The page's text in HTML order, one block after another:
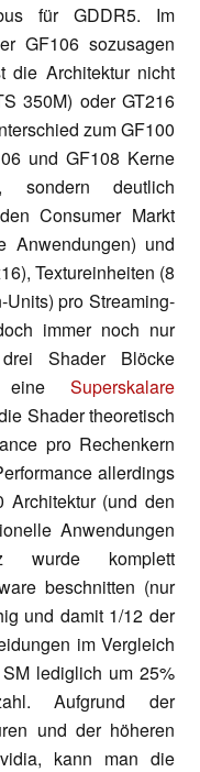
für GDDR5. Im
GF106 sozusagen
die Architektur nicht
350M) oder GT216
zum GF100
und GF108 Kerne
sondern deutlich
Consumer Markt
Anwendungen) und
Textureinheiten (8
pro Streaming-
immer noch nur
Shader Blöcke
eine Superskalare
Shader theoretisch
pro Rechenkern
allerdings
(und den
Anwendungen
wurde komplett
beschnitten (nur
und damit 1/12 der
im Vergleich
lediglich um 25%
Aufgrund der
und der höheren
kann man die